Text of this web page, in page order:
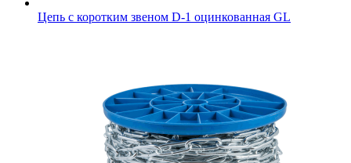
Цепь с коротким звеном D-1 оцинкованная GL